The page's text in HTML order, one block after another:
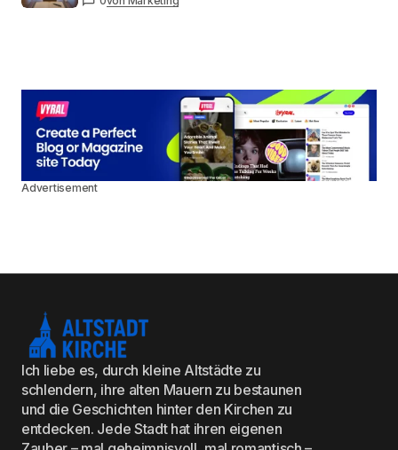
Advertisement
Ich liebe es, durch kleine Altstädte zu
schlendern, ihre alten Mauern zu bestaunen
und die Geschichten hinter den Kirchen zu
entdecken. Jede Stadt hat ihren eigenen